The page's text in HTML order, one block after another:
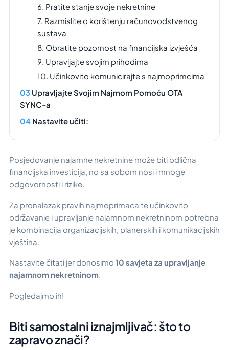
6. Pratite stanje svoje nekretnine
7. Razmislite o korištenju računovodstvenog
sustava
8. Obratite pozornost na financijska izvješća
9. Upravljajte svojim prihodima
10. Učinkovito komunicirajte s najmoprimcima
Upravljajte Svojim Najmom Pomoću OTA
SYNC-a
Nastavite učiti:
Posjedovanje najamne nekretnine može biti odlična
financijska investicija, no sa sobom nosi i mnoge
odgovornosti i rizike.
Za pronalazak pravih najmoprimaca te učinkovito
održavanje i upravljanje najamnom nekretninom potrebna
je kombinacija organizacijskih, planerskih i komunikacijskih
vještina.
Nastavite čitati jer donosimo 10 savjeta za upravljanje
najamnom nekretninom.
Pogledajmo ih!
Biti samostalni iznajmljivač: što to
zapravo znači?